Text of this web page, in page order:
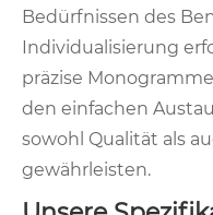
Bedürfnissen des
Individualisierung
präzise
den einfachen
sowohl Qualität als
gewährleisten.